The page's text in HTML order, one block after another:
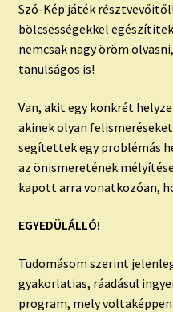
Szó-Kép játék
bölcsességekkel
nemcsak nagy öröm
tanulságos is!
Van, akit egy konkrét
akinek olyan
segítettek egy problémás
az önismeretének
kapott arra vonatkozóan,
EGYEDÜLÁLLÓ!
Tudomásom szerint
gyakorlatias, ráadásul
program, mely